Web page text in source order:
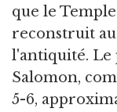
que le
reconstruit
l'antiquité. Le
Salomon,
5-6,